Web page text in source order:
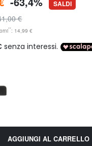
SALDI
€
**: 14,99 €
AGGIUNGI AL CARRELLO